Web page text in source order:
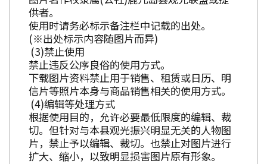
供者。
使用时请务必标示备注栏中记载的出处。
(※出处标示内容随图片而异)
禁止使用
禁止违反公序良俗的使用方式。
下载图片资料禁止用于销售、租赁或日历、明
信片等照片本身与商品销售相关的使用方式。
编辑等处理方式
根据使用目的，允许必要最低限度的编辑、裁
切。但针对与本县观光振兴明显无关的人物图
片，禁止予以编辑、裁切。也禁止对图片进行
扩大、缩小，以致明显损害图片原有形象。